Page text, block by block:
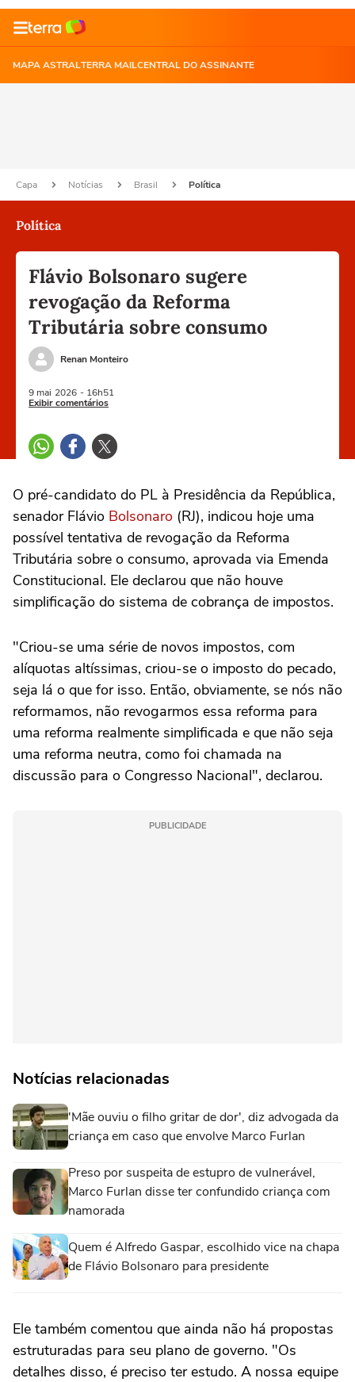
MAPA ASTRALTERRA MAILCENTRAL DO ASSINANTE
Capa Notícias Brasil Política
Política
Flávio Bolsonaro sugere
revogação da Reforma
Tributária sobre consumo
Renan Monteiro
9 mai 2026 - 16h51
Exibir comentários
O pré-candidato do PL à Presidência da República,
senador Flávio Bolsonaro (RJ), indicou hoje uma
possível tentativa de revogação da Reforma
Tributária sobre o consumo, aprovada via Emenda
Constitucional. Ele declarou que não houve
simplificação do sistema de cobrança de impostos.
"Criou-se uma série de novos impostos, com
alíquotas altíssimas, criou-se o imposto do pecado,
seja lá o que for isso. Então, obviamente, se nós não
reformamos, não revogarmos essa reforma para
uma reforma realmente simplificada e que não seja
uma reforma neutra, como foi chamada na
discussão para o Congresso Nacional", declarou.
PUBLICIDADE
Notícias relacionadas
'Mãe ouviu o filho gritar de dor', diz advogada da
criança em caso que envolve Marco Furlan
Preso por suspeita de estupro de vulnerável,
Marco Furlan disse ter confundido criança com
namorada
Quem é Alfredo Gaspar, escolhido vice na chapa
de Flávio Bolsonaro para presidente
Ele também comentou que ainda não há propostas
estruturadas para seu plano de governo. "Os
detalhes disso, é preciso ter estudo. A nossa equipe